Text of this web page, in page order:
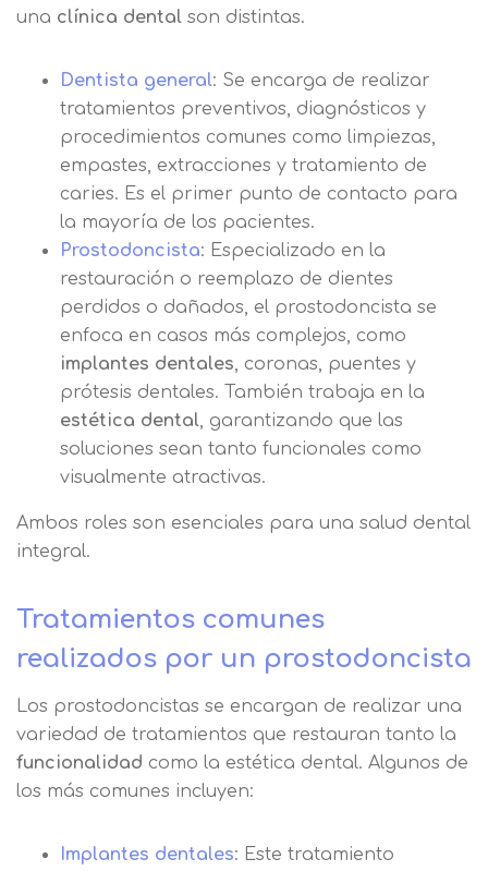
una clínica dental son distintas.
Dentista general: Se encarga de realizar
tratamientos preventivos, diagnósticos y
procedimientos comunes como limpiezas,
empastes, extracciones y tratamiento de
caries. Es el primer punto de contacto para
la mayoría de los pacientes.
Prostodoncista: Especializado en la
restauración o reemplazo de dientes
perdidos o dañados, el prostodoncista se
enfoca en casos más complejos, como
implantes dentales, coronas, puentes y
prótesis dentales. También trabaja en la
estética dental, garantizando que las
soluciones sean tanto funcionales como
visualmente atractivas.
Ambos roles son esenciales para una salud dental
integral.
Tratamientos comunes
realizados por un prostodoncista
Los prostodoncistas se encargan de realizar una
variedad de tratamientos que restauran tanto la
funcionalidad como la estética dental. Algunos de
los más comunes incluyen:
Implantes dentales: Este tratamiento